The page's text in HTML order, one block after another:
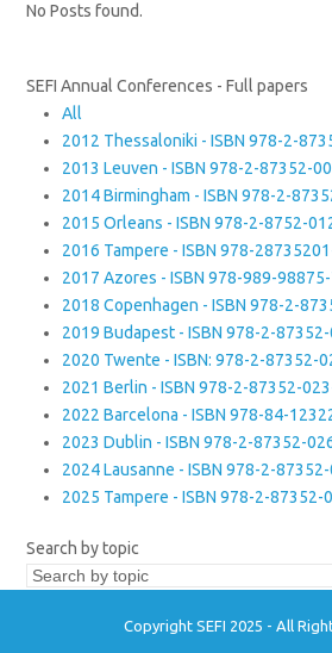
No Posts found.
SEFI Annual Conferences - Full papers
All
2012 Thessaloniki - ISBN 978-2-
2013 Leuven - ISBN 978-2-87352-
2014 Birmingham - ISBN 978-2-
2015 Orleans - ISBN 978-2-8752-
2016 Tampere - ISBN 978-
2017 Azores - ISBN 978-989-
2018 Copenhagen - ISBN 978-2-
2019 Budapest - ISBN 978-2-
2020 Twente - ISBN: 978-2-87352-
2021 Berlin - ISBN 978-2-87352-
2022 Barcelona - ISBN 978-84-
2023 Dublin - ISBN 978-2-87352-
2024 Lausanne - ISBN 978-2-
2025 Tampere - ISBN 978-2-87352-
Search by topic
Copyright SEFI 2025 - All